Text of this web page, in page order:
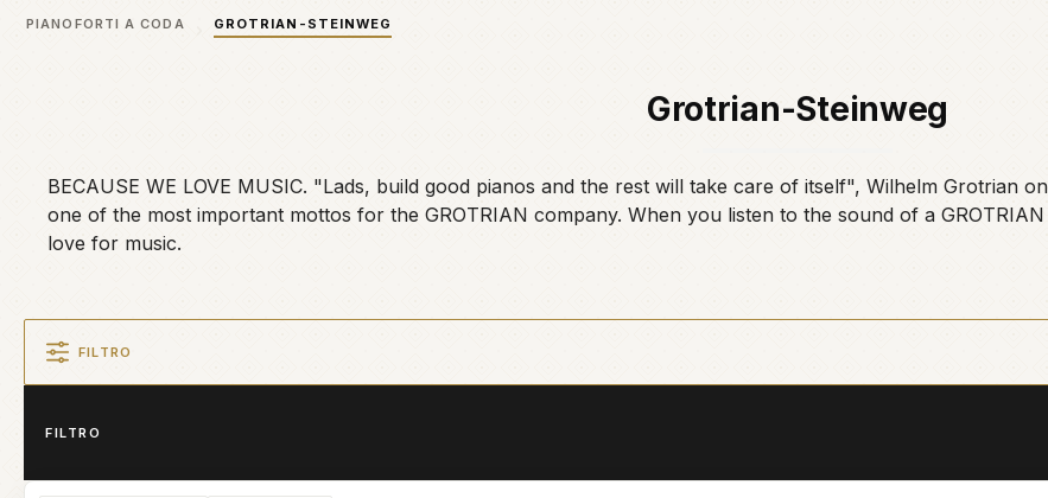
PIANOFORTI A CODA GROTRIAN-STEINWEG
Grotrian-Steinweg
BECAUSE WE LOVE MUSIC. "Lads, build good pianos and the rest will take care of itself", Wilhelm Grotrian
one of the most important mottos for the GROTRIAN company. When you listen to the sound of a
love for music.
FILTRO
FILTRO